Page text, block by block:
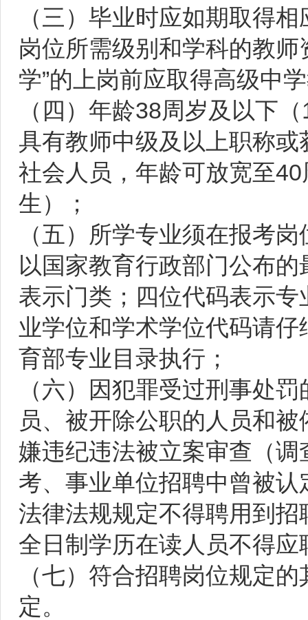
（三）毕业时应如期取得
岗位所需级别和学科的教
学”的上岗前应取得高级中
（四）年龄38周岁及以下
具有教师中级及以上职称
社会人员，年龄可放宽至
生）；
（五）所学专业须在报考
以国家教育行政部门公布
表示门类；四位代码表示
业学位和学术学位代码请
育部专业目录执行；
（六）因犯罪受过刑事处
员、被开除公职的人员和
嫌违纪违法被立案审查（
考、事业单位招聘中曾被
法律法规规定不得聘用到
全日制学历在读人员不得
（七）符合招聘岗位规定
定。